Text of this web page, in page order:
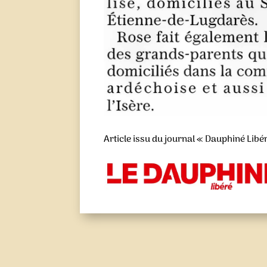
Article issu du journal « Dauphiné